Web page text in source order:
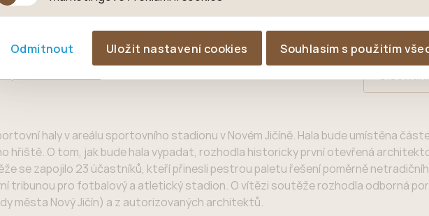
vyhnout se nevhodným doporučením produktů či jiným nedůležitým
Odmítnout
Uložit nastavení cookies Souhlasím s použitím
sportovní hala Jičínka Číst
haly v areálu sportovního stadionu v Novém Jičíně. Hala bude umístěna
hřiště. O tom, jak bude hala vypadat, rozhodla historicky první otevřená
se zapojilo 23 účastníků, kteří přinesli pestrou paletu řešení poměrně
tribunou pro fotbalový a atletický stadion. O vítězi soutěže rozhodla odborná
města Nový Jičín) a z autorizovaných architektů.